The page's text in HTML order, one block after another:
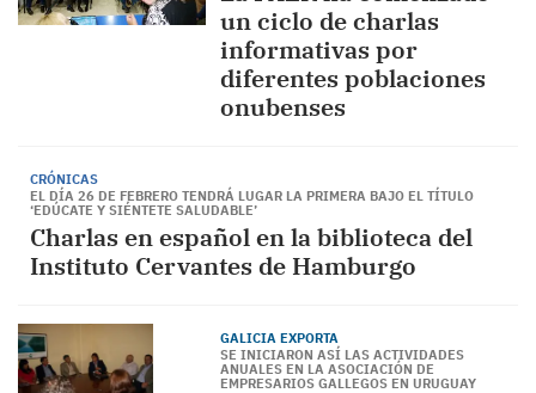
un ciclo de charlas
informativas por
diferentes poblaciones
onubenses
CRÓNICAS
EL DÍA 26 DE FEBRERO TENDRÁ LUGAR LA PRIMERA BAJO EL TÍTULO
‘EDÚCATE Y SIÉNTETE SALUDABLE’
Charlas en español en la biblioteca del
Instituto Cervantes de Hamburgo
GALICIA EXPORTA
SE INICIARON ASÍ LAS ACTIVIDADES
ANUALES EN LA ASOCIACIÓN DE
EMPRESARIOS GALLEGOS EN URUGUAY